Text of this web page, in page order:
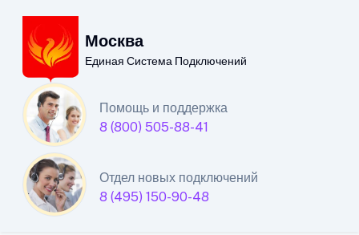
Москва
Единая Система Подключений
Помощь и поддержка
8 (800) 505-88-41
Отдел новых подключений
8 (495) 150-90-48
Единая Система
Подключений
интернета и кабельного
телевидения в Москве